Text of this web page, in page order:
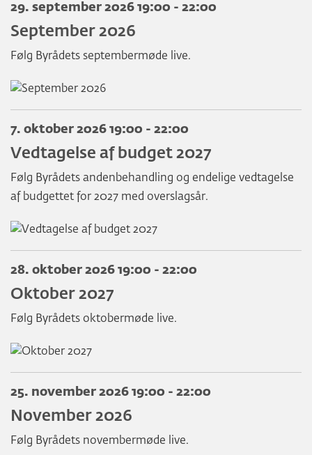
29. september 2026 19:00 - 22:00
September 2026
Følg Byrådets septembermøde live.
7. oktober 2026 19:00 - 22:00
Vedtagelse af budget 2027
Følg Byrådets andenbehandling og endelige vedtagelse
af budgettet for 2027 med overslagsår.
28. oktober 2026 19:00 - 22:00
Oktober 2027
Følg Byrådets oktobermøde live.
25. november 2026 19:00 - 22:00
November 2026
Følg Byrådets novembermøde live.